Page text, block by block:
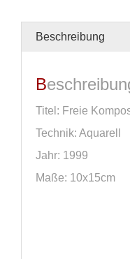
Beschreibung
Titel: Freie
Technik: Aquarell
Jahr: 1999
Maße: 10x15cm